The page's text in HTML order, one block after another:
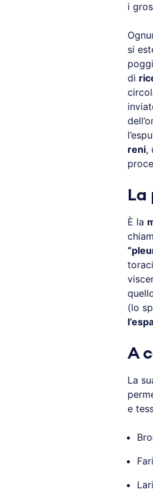
i
si
di
reni,
La
È la
(lo
A
La
e